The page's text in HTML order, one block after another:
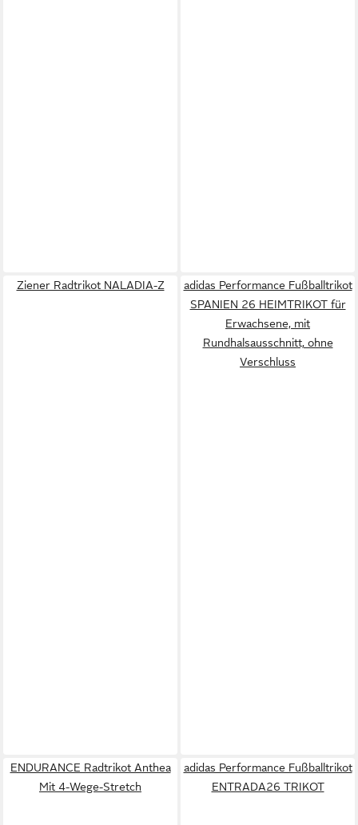
Ziener Radtrikot NALADIA-Z
adidas Performance Fußballtrikot
SPANIEN 26 HEIMTRIKOT für
Erwachsene, mit
Rundhalsausschnitt, ohne
Verschluss
ENDURANCE Radtrikot Anthea
Mit 4-Wege-Stretch
adidas Performance Fußballtrikot
ENTRADA26 TRIKOT